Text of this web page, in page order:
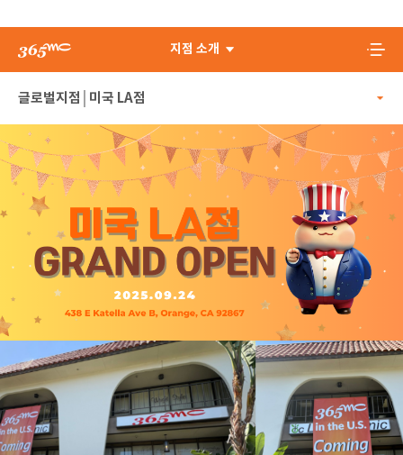
지점 소개
미국 LA점
25년 9월 24일 그랜드 오픈!